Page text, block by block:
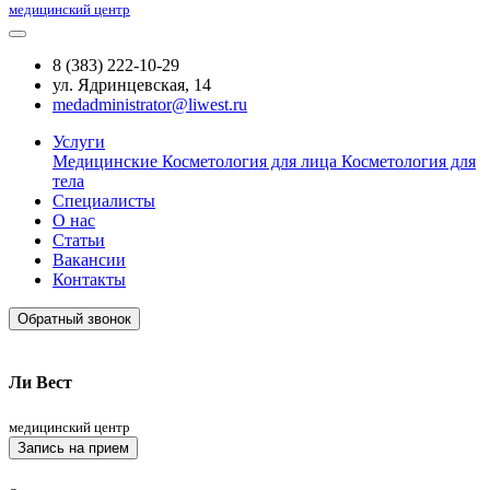
медицинский центр
8 (383) 222-10-29
ул. Ядринцевская, 14
medadministrator@liwest.ru
Услуги
Медицинские Косметология для лица Косметология для
тела
Специалисты
О нас
Статьи
Вакансии
Контакты
Обратный звонок
Ли Вест
медицинский центр
Запись на прием